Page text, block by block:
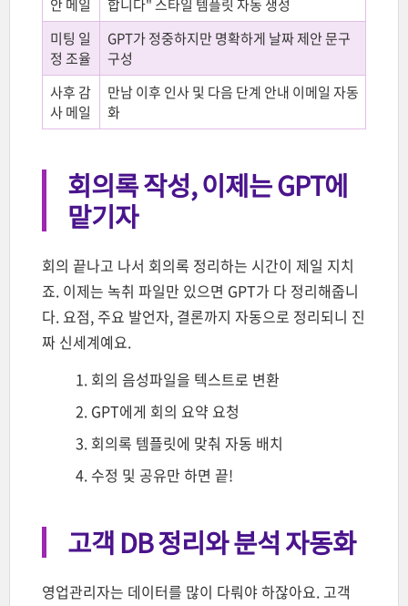
안 메일
합니다" 스타일 템플릿 자동 생성
미팅 일
정 조율
GPT가 정중하지만 명확하게 날짜 제안 문구
구성
사후 감
사 메일
만남 이후 인사 및 다음 단계 안내 이메일 자동
화
회의록 작성, 이제는 GPT에
맡기자
회의 끝나고 나서 회의록 정리하는 시간이 제일 지치
죠. 이제는 녹취 파일만 있으면 GPT가 다 정리해줍니
다. 요점, 주요 발언자, 결론까지 자동으로 정리되니 진
짜 신세계예요.
회의 음성파일을 텍스트로 변환
GPT에게 회의 요약 요청
회의록 템플릿에 맞춰 자동 배치
수정 및 공유만 하면 끝!
고객 DB 정리와 분석 자동화
영업관리자는 데이터를 많이 다뤄야 하잖아요. 고객